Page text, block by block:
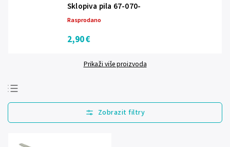
Sklopiva pila 67-070-
Rasprodano
2,90 €
Prikaži više proizvoda
Najprodavanije
Najjeftinije